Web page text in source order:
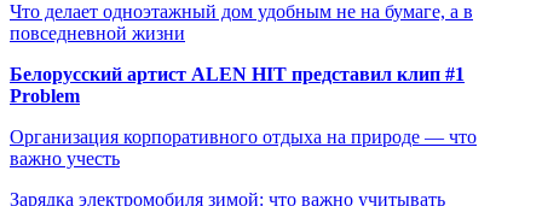
Что делает одноэтажный дом удобным не на бумаге, а в
повседневной жизни
Белорусский артист ALEN HIT представил клип #1
Problem
Организация корпоративного отдыха на природе — что
важно учесть
Зарядка электромобиля зимой: что важно учитывать